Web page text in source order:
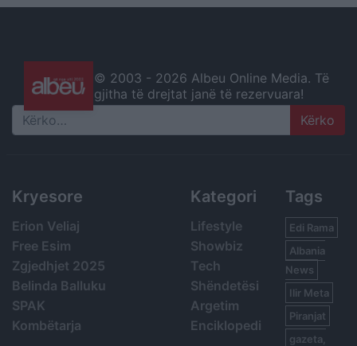
© 2003 - 2026 Albeu Online Media. Të
gjitha të drejtat janë të rezervuara!
Search
Kryesore
Erion Veliaj
Free Esim
Zgjedhjet 2025
Belinda Balluku
SPAK
Kombëtarja
Kategori
Lifestyle
Showbiz
Tech
Shëndetësi
Argetim
Enciklopedi
Tags
Edi Rama
Albania
News
Ilir Meta
Piranjat
gazeta,